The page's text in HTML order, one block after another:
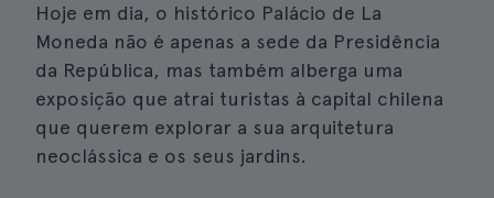
Hoje em dia, o histórico Palácio de La
Moneda não é apenas a sede da Presidência
da República, mas também alberga uma
exposição que atrai turistas à capital chilena
que querem explorar a sua arquitetura
neoclássica e os seus jardins.